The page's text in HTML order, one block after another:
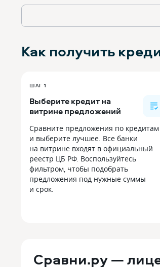
Как получить
ШАГ 1
Выберите кредит на
витрине предложений
Сравните предложения по кредитам
и выберите лучшее. Все банки
на витрине входят в официальный
реестр ЦБ РФ. Воспользуйтесь
фильтром, чтобы подобрать
предложения под нужные суммы
и срок.
Сравни.ру —